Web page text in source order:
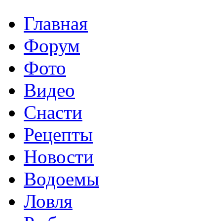
Главная
Форум
Фото
Видео
Снасти
Рецепты
Новости
Водоемы
Ловля